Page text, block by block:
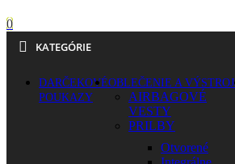
0
KATEGÓRIE
DARČEKOVÉ
POUKAZY
OBLEČENIE A VÝSTROJ
AIRBAGOVÉ
VESTY
PRILBY
Otvorené